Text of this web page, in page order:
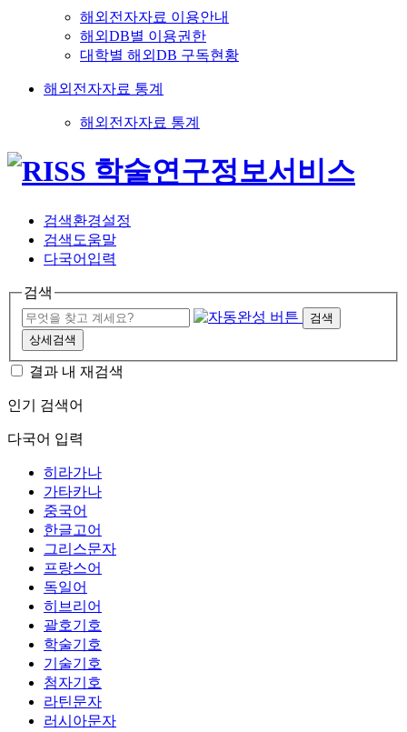
해외전자자료 이용안내
해외DB별 이용권한
대학별 해외DB 구독현황
해외전자자료 통계
해외전자자료 통계
검색환경설정
검색도움말
다국어입력
검색
검색
상세검색
결과 내 재검색
인기 검색어
다국어 입력
히라가나
가타카나
중국어
한글고어
그리스문자
프랑스어
독일어
히브리어
괄호기호
학술기호
기술기호
첨자기호
라틴문자
러시아문자